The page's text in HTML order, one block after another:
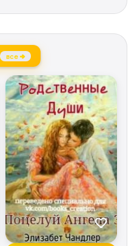
все →